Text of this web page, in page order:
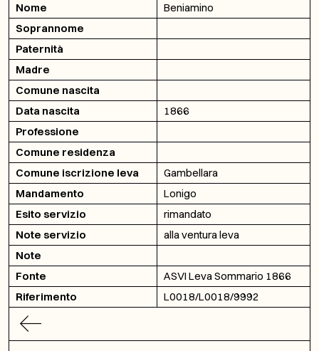
Nome
Beniamino
Soprannome
Paternità
Madre
Comune nascita
Data nascita
1866
Professione
Comune residenza
Comune iscrizione leva
Gambellara
Mandamento
Lonigo
Esito servizio
rimandato
Note servizio
alla ventura leva
Note
Fonte
ASVI Leva Sommario 1866
Riferimento
L0018/L0018/9992